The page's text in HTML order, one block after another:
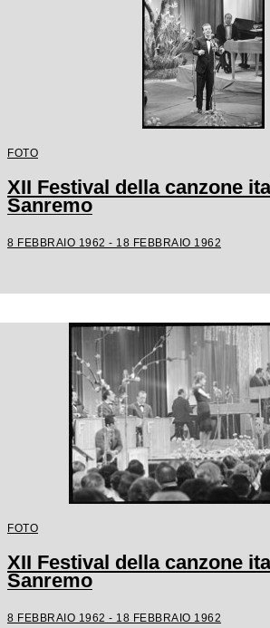
FOTO
XII Festival della canzone
Sanremo
8 FEBBRAIO 1962 - 18 FEBBRAIO 1962
FOTO
XII Festival della canzone
Sanremo
8 FEBBRAIO 1962 - 18 FEBBRAIO 1962